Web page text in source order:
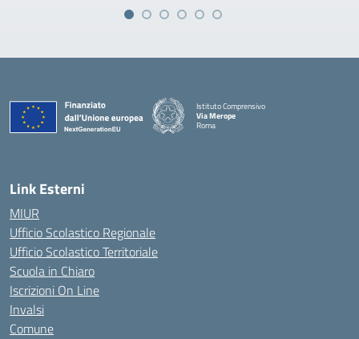
Istituto Comprensivo
Via Merope
Roma
Link Esterni
MIUR
Ufficio Scolastico Regionale
Ufficio Scolastico Territoriale
Scuola in Chiaro
Iscrizioni On Line
Invalsi
Comune